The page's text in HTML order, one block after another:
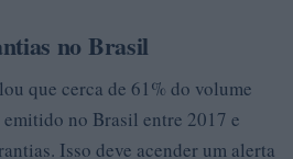
no Brasil
que cerca de 61% do volume
no Brasil entre 2017 e
Isso deve acender um alerta